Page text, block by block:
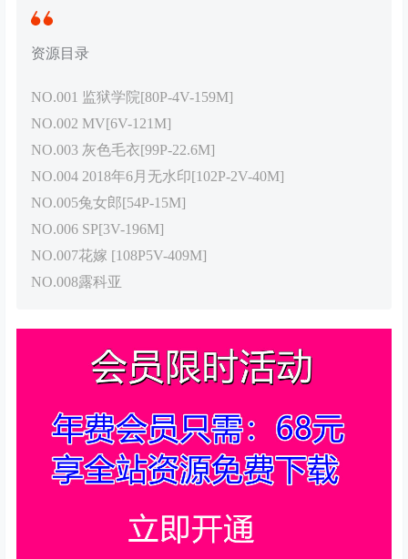
资源目录
NO.001 监狱学院[80P-4V-159M]
NO.002 MV[6V-121M]
NO.003 灰色毛衣[99P-22.6M]
NO.004 2018年6月无水印[102P-2V-40M]
NO.005兔女郎[54P-15M]
NO.006 SP[3V-196M]
NO.007花嫁 [108P5V-409M]
NO.008露科亚